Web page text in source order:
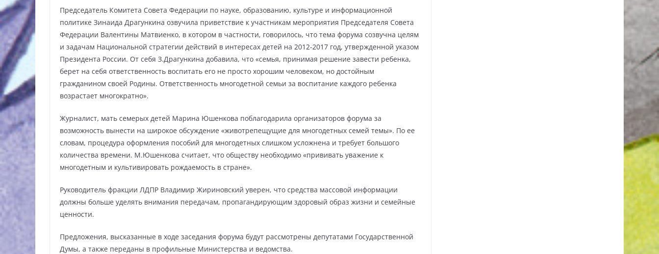
Председатель Комитета Совета Федерации по науке, образованию, культуре и информационной
политике Зинаида Драгункина озвучила приветствие к участникам мероприятия Председателя Совета
Федерации Валентины Матвиенко, в котором в частности, говорилось, что тема форума созвучна целям
и задачам Национальной стратегии действий в интересах детей на 2012-2017 год, утвержденной указом
Президента России. От себя З.Драгункина добавила, что «семья, принимая решение завести ребенка,
берет на себя ответственность воспитать его не просто хорошим человеком, но достойным
гражданином своей Родины. Ответственность многодетной семьи за воспитание каждого ребенка
возрастает многократно».
Журналист, мать семерых детей Марина Юшенкова поблагодарила организаторов форума за
возможность вынести на широкое обсуждение «животрепещущие для многодетных семей темы». По ее
словам, процедура оформления пособий для многодетных слишком усложнена и требует большого
количества времени. М.Юшенкова считает, что обществу необходимо «прививать уважение к
многодетным и культивировать рождаемость в стране».
Руководитель фракции ЛДПР Владимир Жириновский уверен, что средства массовой информации
должны больше уделять внимания передачам, пропагандирующим здоровый образ жизни и семейные
ценности.
Предложения, высказанные в ходе заседания форума будут рассмотрены депутатами Государственной
Думы, а также переданы в профильные Министерства и ведомства.